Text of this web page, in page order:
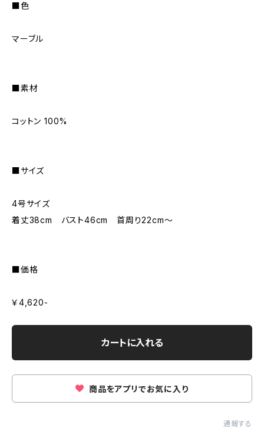
■色
マーブル
■素材
コットン 100%
■サイズ
4号サイズ
着丈38cm バスト46cm 首周り22cm〜
■価格
￥4,620-
カートに入れる
商品をアプリでお気に入り
通報する